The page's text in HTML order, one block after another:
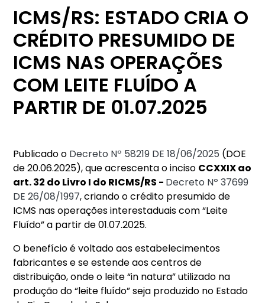
ICMS/RS: ESTADO CRIA O
CRÉDITO PRESUMIDO DE
ICMS NAS OPERAÇÕES
COM LEITE FLUÍDO A
PARTIR DE 01.07.2025
Publicado o Decreto Nº 58219 DE 18/06/2025 (DOE
de 20.06.2025), que acrescenta o inciso CCXXIX ao
art. 32 do Livro I do RICMS/RS - Decreto Nº 37699
DE 26/08/1997, criando o crédito presumido de
ICMS nas operações interestaduais com “Leite
Fluído” a partir de 01.07.2025.
O benefício é voltado aos estabelecimentos
fabricantes e se estende aos centros de
distribuição, onde o leite “in natura” utilizado na
produção do “leite fluído” seja produzido no Estado